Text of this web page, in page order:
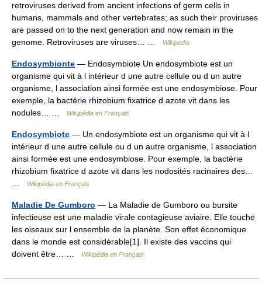
retroviruses derived from ancient infections of germ cells in
humans, mammals and other vertebrates; as such their proviruses
are passed on to the next generation and now remain in the
genome. Retroviruses are viruses… …
Wikipedia
Endosymbionte — Endosymbiote Un endosymbiote est un
organisme qui vit à l intérieur d une autre cellule ou d un autre
organisme, l association ainsi formée est une endosymbiose. Pour
exemple, la bactérie rhizobium fixatrice d azote vit dans les
nodules… …
Wikipédia en Français
Endosymbiote — Un endosymbiote est un organisme qui vit à l
intérieur d une autre cellule ou d un autre organisme, l association
ainsi formée est une endosymbiose. Pour exemple, la bactérie
rhizobium fixatrice d azote vit dans les nodosités racinaires des…
Wikipédia en Français
Maladie De Gumboro — La Maladie de Gumboro ou bursite
infectieuse est une maladie virale contagieuse aviaire. Elle touche
les oiseaux sur l ensemble de la planète. Son effet économique
dans le monde est considérable[1]. Il existe des vaccins qui
doivent être… …
Wikipédia en Français